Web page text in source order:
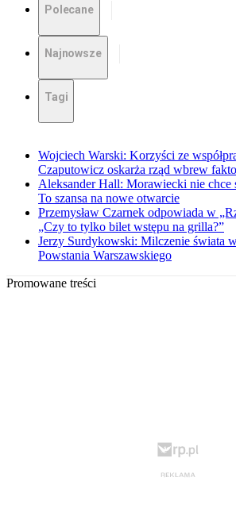
Polecane
Najnowsze
Tagi
Wojciech Warski: Korzyści ze
Czaputowicz oskarża rząd wbrew
Aleksander Hall: Morawiecki nie chce
To szansa na nowe otwarcie
Przemysław Czarnek odpowiada w
„Czy to tylko bilet wstępu na grilla?”
Jerzy Surdykowski: Milczenie świata
Powstania Warszawskiego
Promowane treści